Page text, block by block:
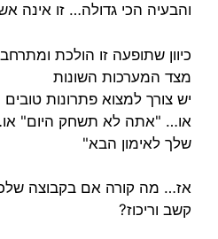
והבעיה הכי גדולה… זו אינה
כיוון שתופעה זו הולכת
מצד המערכות השונות
יש צורך למצוא פתרונות
או… "אתה לא תשחק היום"
שלך לאימון הבא"
אז… מה קורה אם בקבוצה
קשב וריכוז?